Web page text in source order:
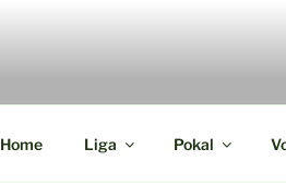
Die Webseite der Münsterland
Home Liga Pokal